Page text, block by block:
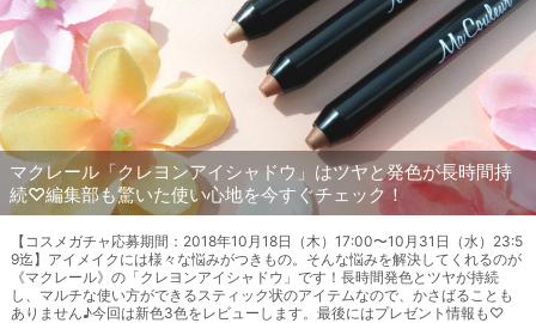
マクレール「クレヨンアイシャドウ」はツヤと発色が長時間持
続♡編集部も驚いた使い心地を今すぐチェック！
【コスメガチャ応募期間：2018年10月18日（木）17:00〜10月31日（水）23:5
9迄】アイメイクには様々な悩みがつきもの。そんな悩みを解決してくれるのが
《マクレール》の「クレヨンアイシャドウ」です！長時間発色とツヤが持続
し、マルチな使い方ができるスティック状のアイテムなので、かさばることも
ありません♪今回は新色3色をレビューします。最後にはプレゼント情報も♡